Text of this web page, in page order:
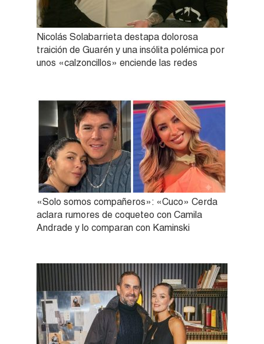
Nicolás Solabarrieta destapa dolorosa
traición de Guarén y una insólita polémica por
unos «calzoncillos» enciende las redes
«Solo somos compañeros»: «Cuco» Cerda
aclara rumores de coqueteo con Camila
Andrade y lo comparan con Kaminski